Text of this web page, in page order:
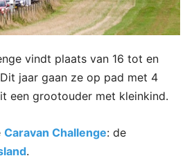
vindt plaats van 16 tot en
jaar gaan ze op pad met 4
een grootouder met kleinkind.
Caravan Challenge: de
.